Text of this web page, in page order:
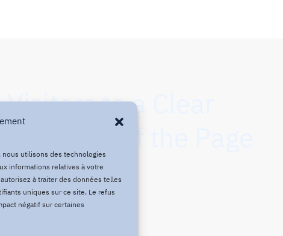
utilisons des technologies
informations relatives à votre
à traiter des données telles
uniques sur ce site. Le refus
négatif sur certaines
to a Clear
Bottom of the Page